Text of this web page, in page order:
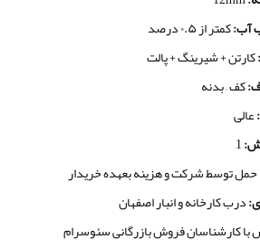
آب:کمتر از ۰.۵ درصد
:کارتن + شیرینگ + پالت
:کف – بدنه
:عالی
حمل توسط شرکت و هزینه بعهده خریدار
:درب کارخانه و انبار اصفهان
با کارشناسان فروش بازرگانی سئوسرام